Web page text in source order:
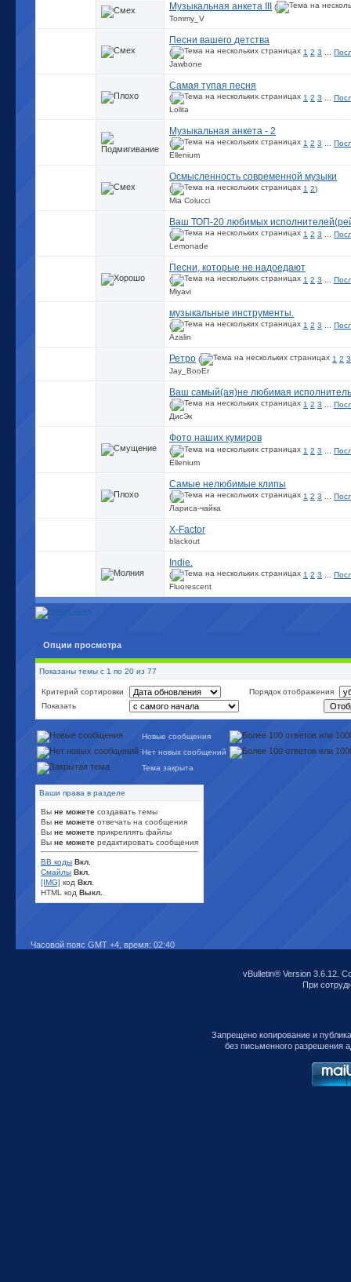
Музыкальная анкета III
(
Tommy_V
Песни вашего детства
( 1 2 3
Jawbone
Самая тупая песня
( 1 2 3
Lolita
Музыкальная анкета - 2
( 1 2 3
Ellenium
Осмысленность современной музыки
( 1 2)
Mia Colucci
Ваш ТОП-20 любимых
( 1 2 3
Lemonade
Песни, которые не надоедают
( 1 2 3
Miyavi
музыкальные инструменты.
( 1 2 3
Azalin
Ретро ( 1 2 3
Jay_BooEr
Ваш самый(ая)не любимая
( 1 2 3
ДисЭк
Фото наших кумиров
( 1 2 3
Ellenium
Самые нелюбимые клипы
( 1 2 3
Лариса-чайка
X-Factor
blackout
Indie.
( 1 2 3
Fluorescent
Опции просмотра
Показаны темы с 1 по 20 из 77
Критерий сортировки
Порядок отображения
Показать
Новые сообщения
Нет новых сообщений
Тема закрыта
Ваши права в разделе
Вы не можете создавать темы
Вы не можете отвечать на сообщения
Вы не можете прикреплять файлы
Вы не можете редактировать сообщения
BB коды Вкл.
Смайлы Вкл.
[IMG] код Вкл.
HTML код Выкл.
Часовой пояс GMT +4, время: 02:40
vBulletin® Version 3.6.12.
При
Запрещено копирование и
без письменного разрешения